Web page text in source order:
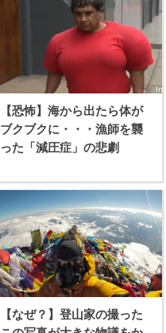
【恐怖】海から出たら体が
ブクブクに・・・漁師を襲
った「減圧症」の悲劇
【なぜ？】登山家の撮った